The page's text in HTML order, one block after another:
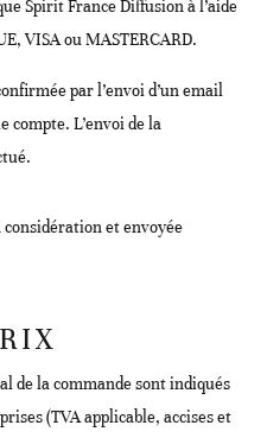
Spirit France Diffusion à l’aide
VISA ou MASTERCARD.
par l’envoi d’un email
compte. L’envoi de la
et envoyée
de la commande sont indiqués
(TVA applicable, accises et